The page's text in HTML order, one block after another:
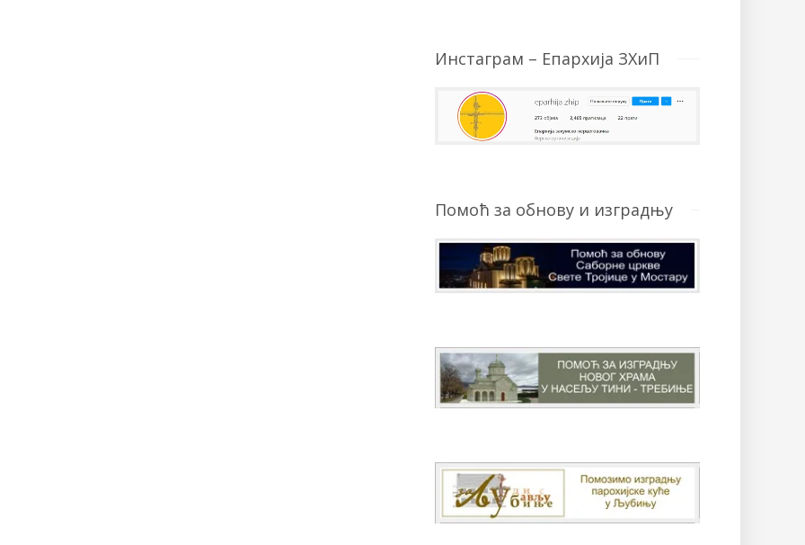
Инстаграм – Епархија ЗХиП
Помоћ за обнову и изградњу